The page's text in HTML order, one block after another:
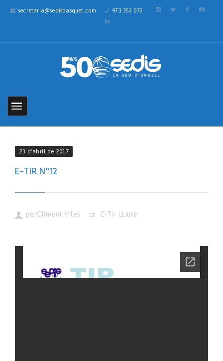
secretaria@sedisbasquet.com 973 352 072
23 d'abril de 2017
E-TIR Nº12
perCliment Viles E-Tir LLiure